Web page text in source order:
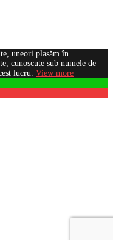
uneori plasăm în
cunoscute sub numele de
lucru. View more